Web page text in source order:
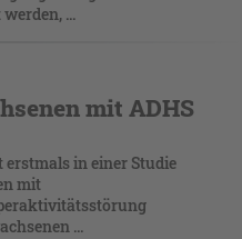
...
mit ADHS
in einer Studie
mit
...